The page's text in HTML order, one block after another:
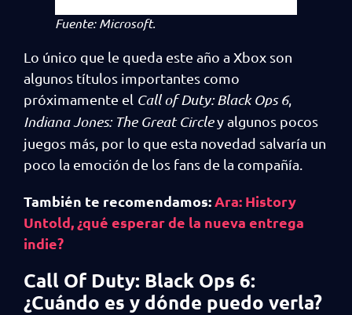
Fuente: Microsoft.
Lo único que le queda este año a Xbox son
algunos títulos importantes como
próximamente el Call of Duty: Black Ops 6,
Indiana Jones: The Great Circley algunos pocos
juegos más, por lo que esta novedad salvaría un
poco la emoción de los fans de la compañía.
También te recomendamos:Ara: History
Untold, ¿qué esperar de la nueva entrega
indie?
Call Of Duty: Black Ops 6:
¿Cuándo es y dónde puedo verla?